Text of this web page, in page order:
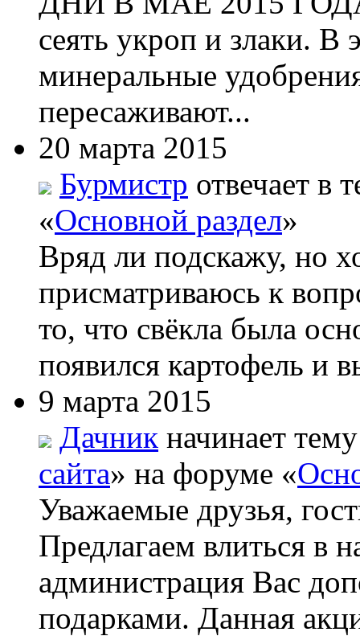
сеять укроп и злаки. В
минеральные
пересаживают...
20 марта 2015
Бурмистр отвечает в
«Основной раздел»
Вряд ли подскажу, но
присматриваюсь к
то, что свёкла была
появился картофель и
9 марта 2015
Дачник начинает
сайта» на форуме «
Уважаемые друзья,
Предлагаем влиться в
администрация Вас
подарками. Данная